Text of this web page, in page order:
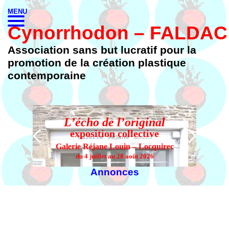
Cynorrhodon – FALDAC
Association sans but lucratif pour la
promotion de la création plastique
contemporaine
L’écho de l’original
exposition collective
Galerie Réjane Louin – Locquirec
du 4 juillet au 28 août 2026
Annonces
MENU